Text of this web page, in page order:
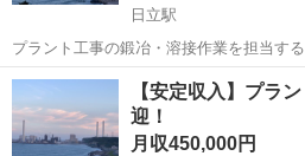
日立駅
プラント工事の鍛冶・溶接作業を担当す
優遇！未経験者でも丁寧に指導するので安心です！ 福
葉・埼玉などの出張案件が多く、安定し
の食事付きで、すぐに働き始められ...
茨城 日立市 日立駅 鳶職
【安定収入】プラ
迎！
月収450,000円